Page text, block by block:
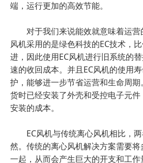
端，运行更加的高效节能。
对于我们来说能效就意味着运营
风机采用的是绿色科技的EC技术，
进，因此使用EC风机进行旧系统的
速的收回成本。并且EC风机的使用
护，能够进一步节省运营和生命周
货时已经安装了外壳和受控电子元
安装的成本。
EC风机与传统离心风机相比，两
然。传统的离心风机解决方案需要
一起，从而会产生巨大的开支和工作